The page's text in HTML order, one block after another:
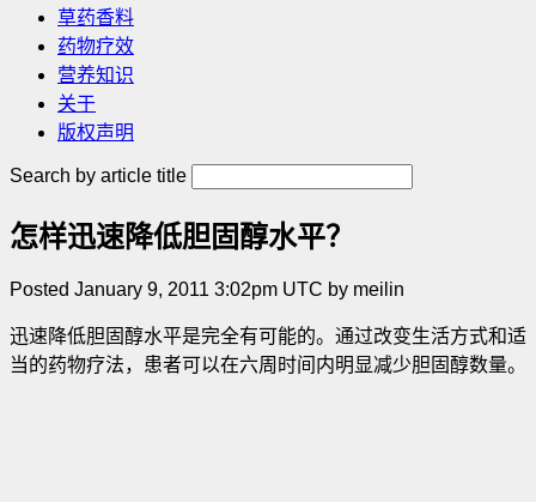
草药香料
药物疗效
营养知识
关于
版权声明
Search by article title
怎样迅速降低胆固醇水平？
Posted January 9, 2011 3:02pm UTC by meilin
迅速降低胆固醇水平是完全有可能的。通过改变生活方式和适
当的药物疗法，患者可以在六周时间内明显减少胆固醇数量。